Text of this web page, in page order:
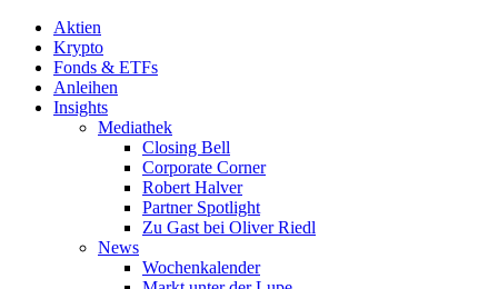
Aktien
Krypto
Fonds & ETFs
Anleihen
Insights
Mediathek
Closing Bell
Corporate Corner
Robert Halver
Partner Spotlight
Zu Gast bei Oliver Riedl
News
Wochenkalender